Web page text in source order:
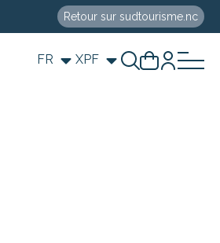
Retour sur sudtourisme.nc
FR XPF